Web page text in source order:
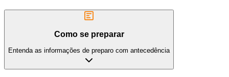
Como se preparar
Entenda as informações de preparo com antecedência